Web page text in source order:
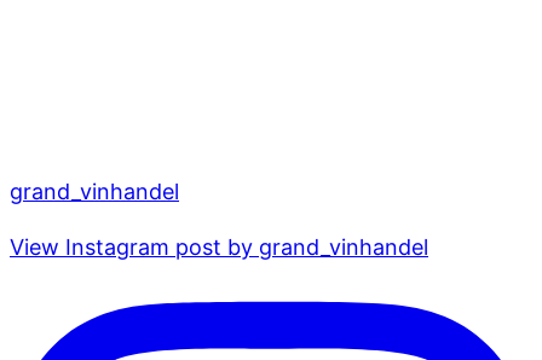
grand_vinhandel
View Instagram post by grand_vinhandel